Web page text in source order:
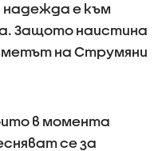
е към
Защото наистина
на Струмяни
в момента
се за